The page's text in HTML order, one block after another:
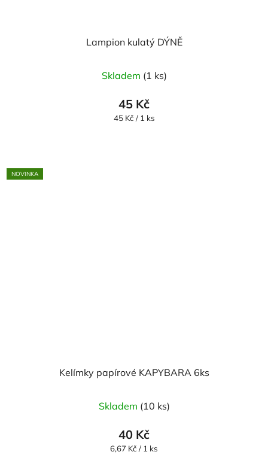
Lampion kulatý DÝNĚ
Skladem (1 ks)
45 Kč
Měrná
45 Kč / 1 ks
NOVINKA
Kelímky papírové KAPYBARA 6ks
Skladem (10 ks)
40 Kč
Měrná
6,67 Kč / 1 ks